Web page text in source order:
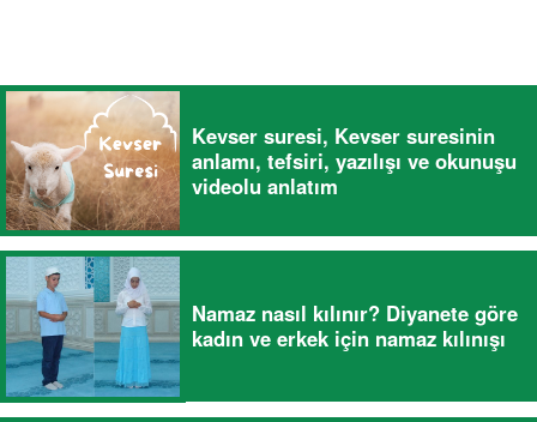
Kevser suresi, Kevser suresinin
anlamı, tefsiri, yazılışı ve okunuşu
videolu anlatım
Namaz nasıl kılınır? Diyanete göre
kadın ve erkek için namaz kılınışı